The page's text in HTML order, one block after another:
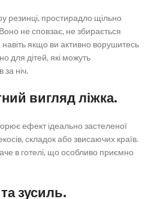
резинці, простирадло щільно
не сповзає, не збирається
якщо ви активно ворушитесь
для дітей, які можуть
за ніч.
вигляд ліжка.
ефект ідеально застеленої
складок або звисаючих країв.
в готелі, що особливо приємно
зусиль.